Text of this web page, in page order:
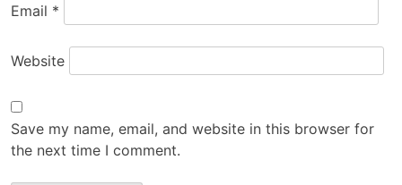
Email *
Website
Save my name, email, and website in this browser for
the next time I comment.